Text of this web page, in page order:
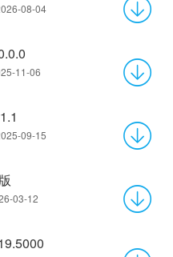
08-04
11-06
09-15
03-12